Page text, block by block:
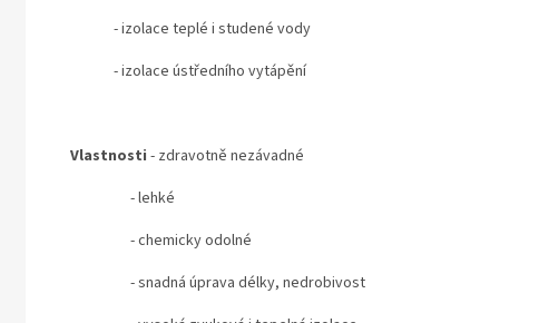
- izolace teplé i studené vody
- izolace ústředního vytápění
Vlastnosti - zdravotně nezávadné
- lehké
- chemicky odolné
- snadná úprava délky, nedrobivost